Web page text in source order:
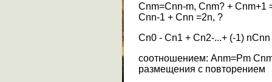
Cnm=Cnn-m, Cnm? + Cnm+1
Cnn-1 + Cnn =2n, ?
Cn0 - Cn1 + Cn2-...+ (-1)
соотношением: Anm=Pm
размещения с повторением